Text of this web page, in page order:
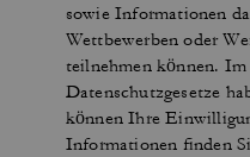
sowie Informationen
Wettbewerben oder
teilnehmen können.
Datenschutzgesetze
können Ihre
Informationen finden